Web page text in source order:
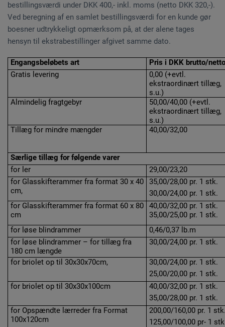
bestillingsværdi under DKK 400,- inkl. moms (netto DKK 320,-).
Ved beregning af en samlet bestillingsværdi for en kunde gør
boesner udtrykkeligt opmærksom på, at der alene tages
hensyn til ekstrabestillinger afgivet samme dato.
Engangsbeløbets art
Pris i DKK brutto/netto
Gratis levering
0,00 (+evtl.
ekstraordinært tillæg,
s.u.)
Almindelig fragtgebyr
50,00/40,00 (+evtl.
ekstraordinært tillæg,
s.u.)
Tillæg for mindre mængder
40,00/32,00
Særlige tillæg for følgende varer
for ler
29,00/23,20
for Glasskifterammer fra format 30 x 40
cm,
35,00/28,00 pr. 1 stk.
30,00/24,00 pr. 1 stk.
for Glasskifterammer fra format 60 x 80
cm
40,00/32,00 pr. 1 stk.
35,00/25,00 pr. 1 stk.
for løse blindrammer
0,46/0,37 lb.m
for løse blindrammer – for tillæg fra
180 cm længde
30,00/24,00 pr. 1 stk.
for briolet op til 30x30x70cm,
30,00/24,00 pr. 1 stk.
25,00/20,00 pr. 1 stk.
for briolet op til 30x30x100cm
40,00/32,00 pr. 1 stk.
35,00/28,00 pr. 1 stk.
for Opspændte lærreder fra Format
100x120cm
200,00/160,00 pr. 1
125,00/100,00 pr- 1